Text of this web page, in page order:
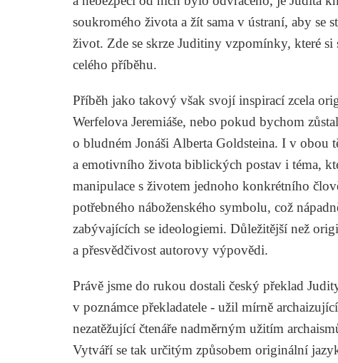
soukromého života a žít sama v ústraní, aby se
život. Zde se skrze Juditiny vzpomínky, které si
celého příběhu.
Příběh jako takový však svojí inspirací zcela
Werfelova Jeremiáše, nebo pokud bychom
o bludném Jonáši Alberta Goldsteina. I v obou
a emotivního života biblických postav i téma,
manipulace s životem jednoho konkrétního
potřebného náboženského symbolu, což
zabývajících se ideologiemi. Důležitější než
a přesvědčivost autorovy výpovědi.
Právě jsme do rukou dostali český překlad
v poznámce překladatele - užil mírně
nezatěžující čtenáře nadměrným užitím
Vytváří se tak určitým způsobem originální